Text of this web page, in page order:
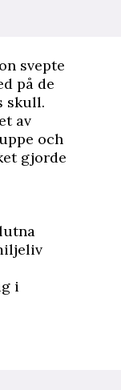
svepte
på de
skull.
av
och
gjorde
i